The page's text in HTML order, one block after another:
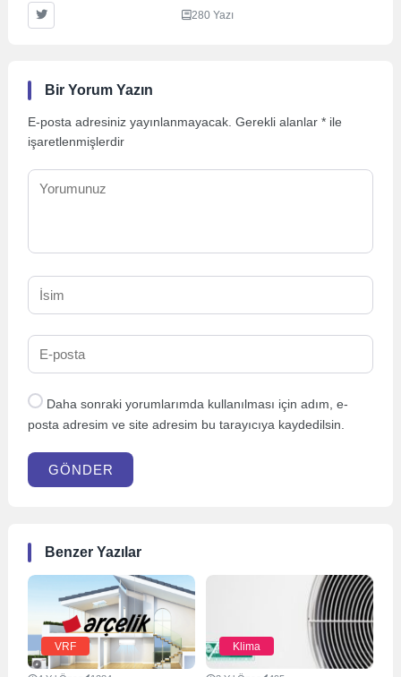
280 Yazı
Bir Yorum Yazın
E-posta adresiniz yayınlanmayacak. Gerekli alanlar* ile
işaretlenmişlerdir
Daha sonraki yorumlarımda kullanılması için adım, e-
posta adresim ve site adresim bu tarayıcıya kaydedilsin.
GÖNDER
Benzer Yazılar
VRF Klima